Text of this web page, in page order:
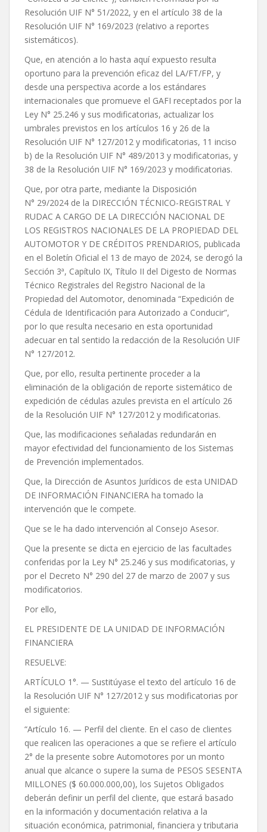
Resolución UIF N° 51/2022, y en el artículo 38 de la
Resolución UIF N° 169/2023 (relativo a reportes
sistemáticos).
Que, en atención a lo hasta aquí expuesto resulta
oportuno para la prevención eficaz del LA/FT/FP, y
desde una perspectiva acorde a los estándares
internacionales que promueve el GAFI receptados por la
Ley N° 25.246 y sus modificatorias, actualizar los
umbrales previstos en los artículos 16 y 26 de la
Resolución UIF N° 127/2012 y modificatorias, 11 inciso
b) de la Resolución UIF N° 489/2013 y modificatorias, y
38 de la Resolución UIF N° 169/2023 y modificatorias.
Que, por otra parte, mediante la Disposición
N° 29/2024 de la DIRECCIÓN TÉCNICO-REGISTRAL Y
RUDAC A CARGO DE LA DIRECCIÓN NACIONAL DE
LOS REGISTROS NACIONALES DE LA PROPIEDAD DEL
AUTOMOTOR Y DE CRÉDITOS PRENDARIOS, publicada
en el Boletín Oficial el 13 de mayo de 2024, se derogó la
Sección 3ª, Capítulo IX, Título II del Digesto de Normas
Técnico Registrales del Registro Nacional de la
Propiedad del Automotor, denominada “Expedición de
Cédula de Identificación para Autorizado a Conducir”,
por lo que resulta necesario en esta oportunidad
adecuar en tal sentido la redacción de la Resolución UIF
N° 127/2012.
Que, por ello, resulta pertinente proceder a la
eliminación de la obligación de reporte sistemático de
expedición de cédulas azules prevista en el artículo 26
de la Resolución UIF N° 127/2012 y modificatorias.
Que, las modificaciones señaladas redundarán en
mayor efectividad del funcionamiento de los Sistemas
de Prevención implementados.
Que, la Dirección de Asuntos Jurídicos de esta UNIDAD
DE INFORMACIÓN FINANCIERA ha tomado la
intervención que le compete.
Que se le ha dado intervención al Consejo Asesor.
Que la presente se dicta en ejercicio de las facultades
conferidas por la Ley N° 25.246 y sus modificatorias, y
por el Decreto N° 290 del 27 de marzo de 2007 y sus
modificatorios.
Por ello,
EL PRESIDENTE DE LA UNIDAD DE INFORMACIÓN
FINANCIERA
RESUELVE:
ARTÍCULO 1°. — Sustitúyase el texto del artículo 16 de
la Resolución UIF N° 127/2012 y sus modificatorias por
el siguiente:
“Artículo 16. — Perfil del cliente. En el caso de clientes
que realicen las operaciones a que se refiere el artículo
2° de la presente sobre Automotores por un monto
anual que alcance o supere la suma de PESOS SESENTA
MILLONES ($ 60.000.000,00), los Sujetos Obligados
deberán definir un perfil del cliente, que estará basado
en la información y documentación relativa a la
situación económica, patrimonial, financiera y tributaria